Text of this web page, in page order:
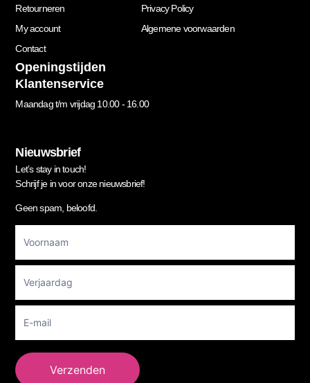
Retourneren
My account
Contact
Privacy Policy
Algemene voorwaarden
Openingstijden
Klantenservice
Maandag t/m vrijdag 10.00 - 16.00
Nieuwsbrief
Let’s stay in touch!
Schrijf je in voor onze nieuwsbrief!
Geen spam, beloofd.
Newsletter
Verzenden